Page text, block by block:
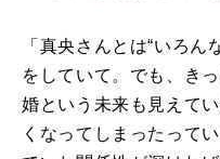
「真央さんとは“いろ
をしていて。でも、き
婚という未来も見えて
くなってしまったって